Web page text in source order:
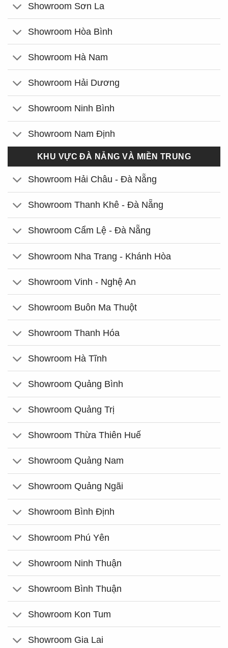
Showroom Sơn La
Showroom Hòa Bình
Showroom Hà Nam
Showroom Hải Dương
Showroom Ninh Bình
Showroom Nam Định
KHU VỰC ĐÀ NẴNG VÀ MIỀN TRUNG
Showroom Hải Châu - Đà Nẵng
Showroom Thanh Khê - Đà Nẵng
Showroom Cẩm Lệ - Đà Nẵng
Showroom Nha Trang - Khánh Hòa
Showroom Vinh - Nghệ An
Showroom Buôn Ma Thuột
Showroom Thanh Hóa
Showroom Hà Tĩnh
Showroom Quảng Bình
Showroom Quảng Trị
Showroom Thừa Thiên Huế
Showroom Quảng Nam
Showroom Quảng Ngãi
Showroom Bình Định
Showroom Phú Yên
Showroom Ninh Thuận
Showroom Bình Thuận
Showroom Kon Tum
Showroom Gia Lai